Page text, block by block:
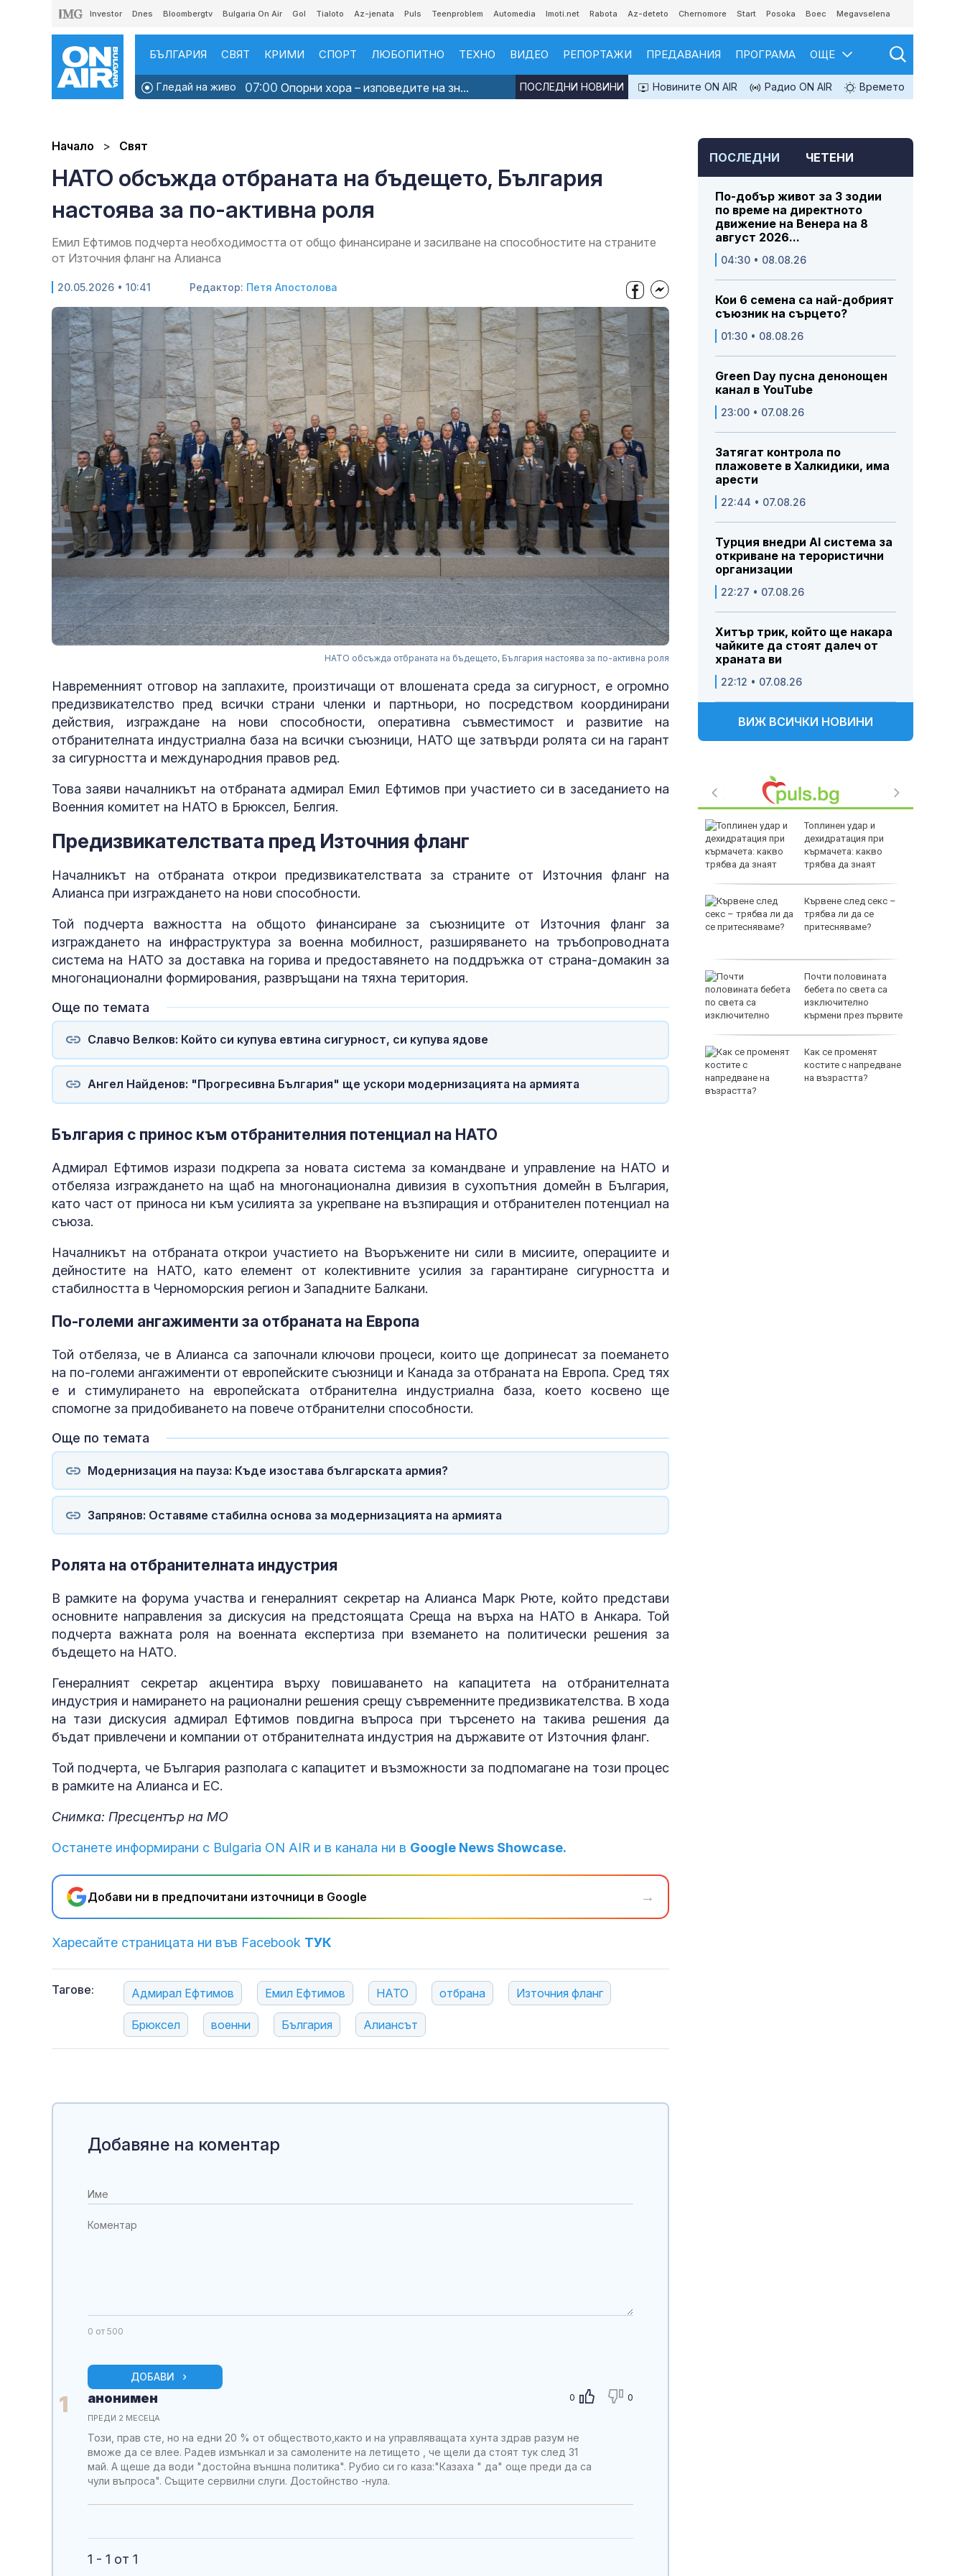
Investor Dnes Bloombergtv Bulgaria On Air Gol Tialoto Az-jenata Puls Teenproblem Automedia Imoti.net Rabota Az-deteto Chernomore Start Posoka Boec Megavselena
БЪЛГАРИЯ СВЯТ КРИМИ СПОРТ ЛЮБОПИТНО ТЕХНО ВИДЕО РЕПОРТАЖИ ПРЕДАВАНИЯ ПРОГРАМА ОЩЕ
Гледай на живо 07:00 Опорни хора – изповедите на зн... Новините ON AIR Радио ON AIR Времето
ПОСЛЕДНИ НОВИНИ
Начало Свят
НАТО обсъжда отбраната на бъдещето, България
настоява за по-активна роля
Емил Ефтимов подчерта необходимостта от общо финансиране и засилване на способностите на страните
от Източния фланг на Алианса
20.05.2026 • 10:41 Редактор: Петя Апостолова
НАТО обсъжда отбраната на бъдещето, България настоява за по-активна роля
Навременният отговор на заплахите, произтичащи от влошената среда за сигурност, е огромно
предизвикателство пред всички страни членки и партньори, но посредством координирани
действия, изграждане на нови способности, оперативна съвместимост и развитие на
отбранителната индустриална база на всички съюзници, НАТО ще затвърди ролята си на гарант
за сигурността и международния правов ред.
Това заяви началникът на отбраната адмирал Емил Ефтимов при участието си в заседанието на
Военния комитет на НАТО в Брюксел, Белгия.
Предизвикателствата пред Източния фланг
Началникът на отбраната открои предизвикателствата за страните от Източния фланг на
Алианса при изграждането на нови способности.
Той подчерта важността на общото финансиране за съюзниците от Източния фланг за
изграждането на инфраструктура за военна мобилност, разширяването на тръбопроводната
система на НАТО за доставка на горива и предоставянето на поддръжка от страна-домакин за
многонационални формирования, развръщани на тяхна територия.
Още по темата
Славчо Велков: Който си купува евтина сигурност, си купува ядове
Ангел Найденов: "Прогресивна България" ще ускори модернизацията на армията
България с принос към отбранителния потенциал на НАТО
Адмирал Ефтимов изрази подкрепа за новата система за командване и управление на НАТО и
отбеляза изграждането на щаб на многонационална дивизия в сухопътния домейн в България,
като част от приноса ни към усилията за укрепване на възпиращия и отбранителен потенциал на
съюза.
Началникът на отбраната открои участието на Въоръжените ни сили в мисиите, операциите и
дейностите на НАТО, като елемент от колективните усилия за гарантиране сигурността и
стабилността в Черноморския регион и Западните Балкани.
По-големи ангажименти за отбраната на Европа
Той отбеляза, че в Алианса са започнали ключови процеси, които ще допринесат за поемането
на по-големи ангажименти от европейските съюзници и Канада за отбраната на Европа. Сред тях
е и стимулирането на европейската отбранителна индустриална база, което косвено ще
спомогне за придобиването на повече отбранителни способности.
Още по темата
Модернизация на пауза: Къде изостава българската армия?
Запрянов: Оставяме стабилна основа за модернизацията на армията
Ролята на отбранителната индустрия
В рамките на форума участва и генералният секретар на Алианса Марк Рюте, който представи
основните направления за дискусия на предстоящата Среща на върха на НАТО в Анкара. Той
подчерта важната роля на военната експертиза при вземането на политически решения за
бъдещето на НАТО.
Генералният секретар акцентира върху повишаването на капацитета на отбранителната
индустрия и намирането на рационални решения срещу съвременните предизвикателства. В хода
на тази дискусия адмирал Ефтимов повдигна въпроса при търсенето на такива решения да
бъдат привлечени и компании от отбранителната индустрия на държавите от Източния фланг.
Той подчерта, че България разполага с капацитет и възможности за подпомагане на този процес
в рамките на Алианса и ЕС.
Снимка: Пресцентър на МО
Останете информирани с Bulgaria ON AIR и в канала ни в Google News Showcase.
Добави ни в предпочитани източници в Google →
Харесайте страницата ни във Facebook ТУК
Тагове: Адмирал Ефтимов Емил Ефтимов НАТО отбрана Източния фланг
Брюксел военни България Алиансът
ПОСЛЕДНИ ЧЕТЕНИ
По-добър живот за 3 зодии
по време на директното
движение на Венера на 8
август 2026...
04:30 • 08.08.26
Кои 6 семена са най-добрият
съюзник на сърцето?
01:30 • 08.08.26
Green Day пусна денонощен
канал в YouTube
23:00 • 07.08.26
Затягат контрола по
плажовете в Халкидики, има
арести
22:44 • 07.08.26
Турция внедри AI система за
откриване на терористични
организации
22:27 • 07.08.26
Хитър трик, който ще накара
чайките да стоят далеч от
храната ви
22:12 • 07.08.26
ВИЖ ВСИЧКИ НОВИНИ
дестинация за
космически услуги
какво предстои за
Топлинен удар и
дехидратация при
кърмачета: какво
трябва да знаят
Кървене след секс –
трябва ли да се
притесняваме?
Почти половината
бебета по света са
изключително
кърмени през първите
Как се променят
костите с напредване
на възрастта?
Добавяне на коментар
0 от 500
ДОБАВИ
1 0 0
анонимен
ПРЕДИ 2 МЕСЕЦА
Този, прав сте, но на едни 20 % от обществото,както и на управляващата хунта здрав разум не
вможе да се влее. Радев измънкал и за самолените на летището , че щели да стоят тук след 31
май. А щеше да води "достойна външна политика". Рубио си го каза:"Казаха " да" още преди да са
чули въпроса". Същите сервилни слуги. Достойнство -нула.
1 - 1 от 1